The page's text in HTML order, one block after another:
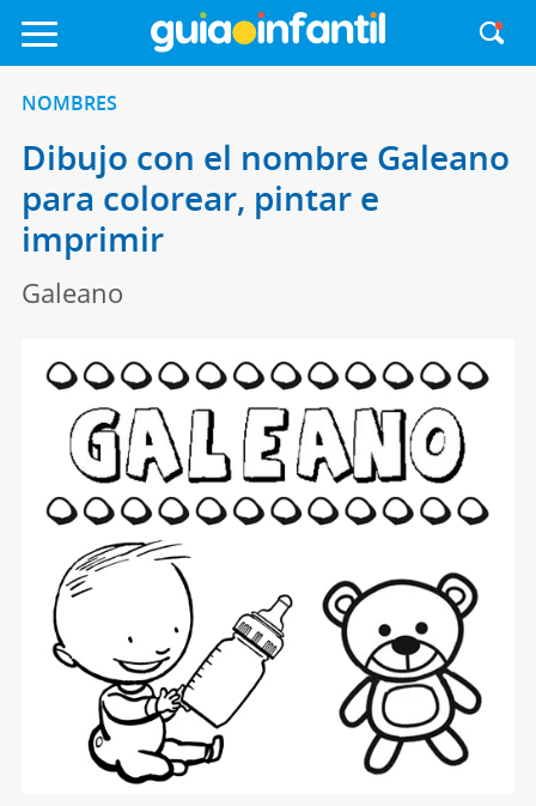
NOMBRES
Dibujo con el nombre Galeano
para colorear, pintar e
imprimir
Galeano